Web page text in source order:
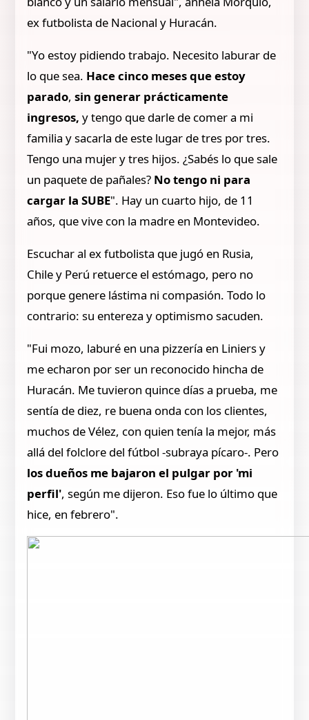
ex futbolista de Nacional y Huracán.
"Yo estoy pidiendo trabajo. Necesito laburar de
lo que sea. Hace cinco meses que estoy
parado, sin generar prácticamente
ingresos, y tengo que darle de comer a mi
familia y sacarla de este lugar de tres por tres.
Tengo una mujer y tres hijos. ¿Sabés lo que sale
un paquete de pañales? No tengo ni para
cargar la SUBE". Hay un cuarto hijo, de 11
años, que vive con la madre en Montevideo.
Escuchar al ex futbolista que jugó en Rusia,
Chile y Perú retuerce el estómago, pero no
porque genere lástima ni compasión. Todo lo
contrario: su entereza y optimismo sacuden.
"Fui mozo, laburé en una pizzería en Liniers y
me echaron por ser un reconocido hincha de
Huracán. Me tuvieron quince días a prueba, me
sentía de diez, re buena onda con los clientes,
muchos de Vélez, con quien tenía la mejor, más
allá del folclore del fútbol -subraya pícaro-. Pero
los dueños me bajaron el pulgar por 'mi
perfil', según me dijeron. Eso fue lo último que
hice, en febrero".